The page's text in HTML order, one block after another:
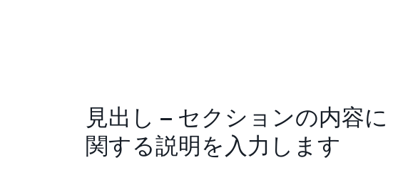
見出し – セクションの内容に
関する説明を入力します